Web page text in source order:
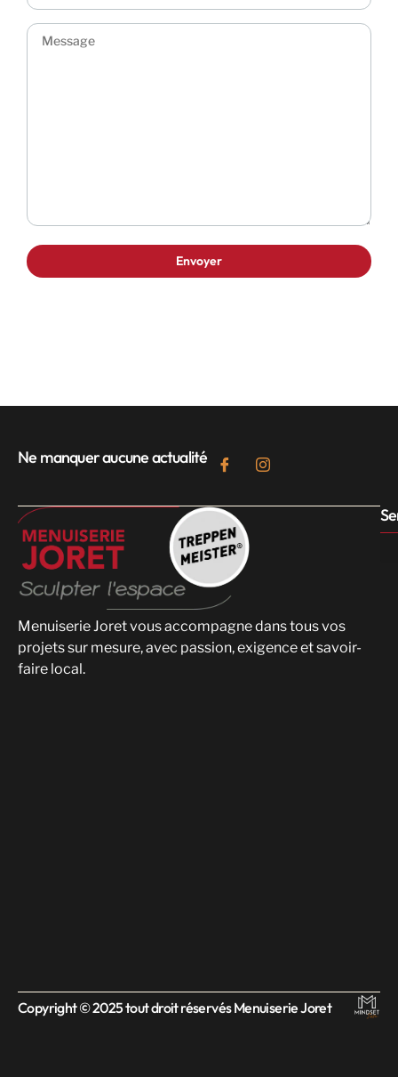
Ne manquer aucune actualité
Menuiserie Joret vous accompagne dans tous vos
projets sur mesure, avec passion, exigence et savoir-
faire local.
Copyright © 2025 tout droit réservés Menuiserie Joret